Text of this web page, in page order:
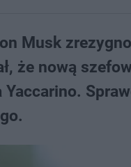
Musk
że nową
Yaccarino.